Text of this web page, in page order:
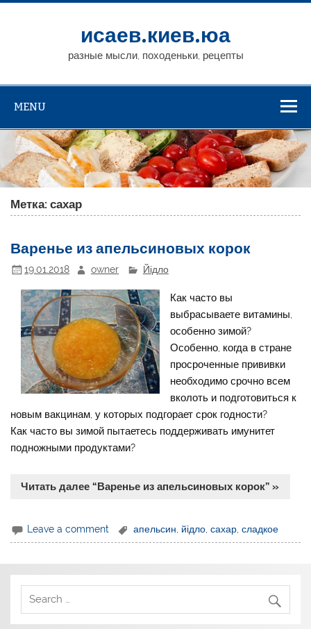
исаев.киев.юа
разные мысли, походеньки, рецепты
MENU
Метка: сахар
Варенье из апельсиновых корок
19.01.2018 owner Йідло
Как часто вы
выбрасываете витамины,
особенно зимой?
Особенно, когда в стране
просроченные прививки
необходимо срочно всем
вколоть и подготовиться к
новым вакцинам, у которых подгорает срок годности?
Как часто вы зимой пытаетесь поддерживать имунитет
подножными продуктами?
Читать далее “Варенье из апельсиновых корок” »
Leave a comment апельсин йідло ,сахар ,сладкое